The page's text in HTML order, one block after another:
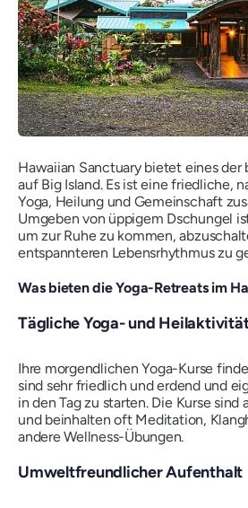
Hawaiian Sanctuary bietet eines der
auf Big Island. Es ist eine friedliche,
Yoga, Heilung und Gemeinschaft
Umgeben von üppigem Dschungel
um zur Ruhe zu kommen,
entspannteren Lebensrhythmus zu
Was bieten die Yoga-Retreats im
Tägliche Yoga- und
Ihre morgendlichen Yoga-Kurse
sind sehr friedlich und erdend und
in den Tag zu starten. Die Kurse
und beinhalten oft Meditation,
andere Wellness-Übungen.
Umweltfreundlicher Aufenthalt